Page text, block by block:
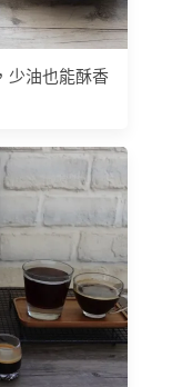
少油也能酥香